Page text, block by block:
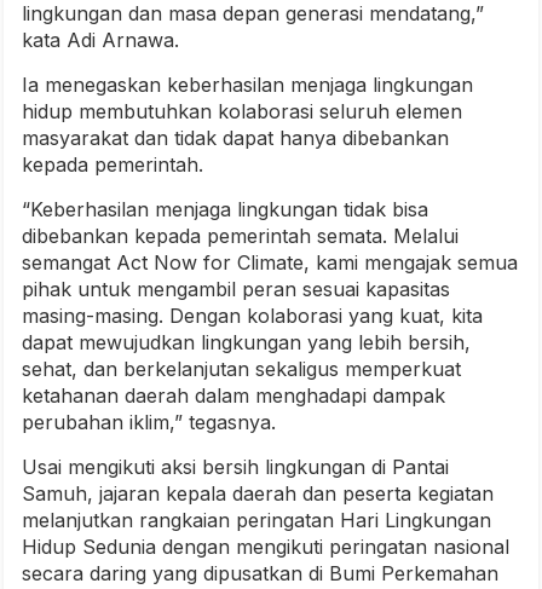
lingkungan dan masa depan generasi mendatang,”
kata Adi Arnawa.
Ia menegaskan keberhasilan menjaga lingkungan
hidup membutuhkan kolaborasi seluruh elemen
masyarakat dan tidak dapat hanya dibebankan
kepada pemerintah.
“Keberhasilan menjaga lingkungan tidak bisa
dibebankan kepada pemerintah semata. Melalui
semangat Act Now for Climate, kami mengajak semua
pihak untuk mengambil peran sesuai kapasitas
masing-masing. Dengan kolaborasi yang kuat, kita
dapat mewujudkan lingkungan yang lebih bersih,
sehat, dan berkelanjutan sekaligus memperkuat
ketahanan daerah dalam menghadapi dampak
perubahan iklim,” tegasnya.
Usai mengikuti aksi bersih lingkungan di Pantai
Samuh, jajaran kepala daerah dan peserta kegiatan
melanjutkan rangkaian peringatan Hari Lingkungan
Hidup Sedunia dengan mengikuti peringatan nasional
secara daring yang dipusatkan di Bumi Perkemahan